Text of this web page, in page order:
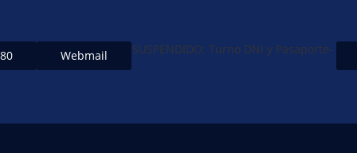
Webmail SUSPENDIDO: Turno DNI y Pasaporte-